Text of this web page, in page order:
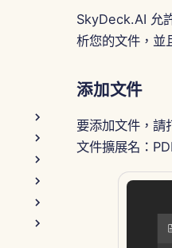
SkyDeck.AI 允
析您的文件，並
添加文件
要添加文件，請
文件擴展名：